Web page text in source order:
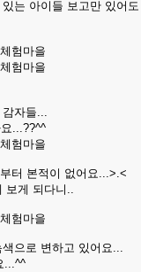
는 아이들 보고만 있어도
자들...
...??^^
터 본적이 없어요...>.<
보게 되다니..
으로 변하고 있어요...
...^^